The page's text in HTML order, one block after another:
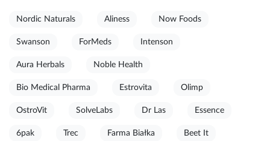
Nordic Naturals Aliness Now Foods
Swanson ForMeds Intenson
Aura Herbals Noble Health
Bio Medical Pharma Estrovita Olimp
OstroVit SolveLabs Dr Las Essence
6pak Trec Farma Białka Beet It